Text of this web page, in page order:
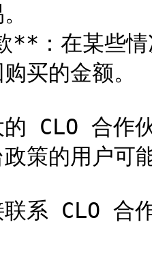
：在某些情
买的金额。
CLO 合作
策的用户可
系 CLO 合